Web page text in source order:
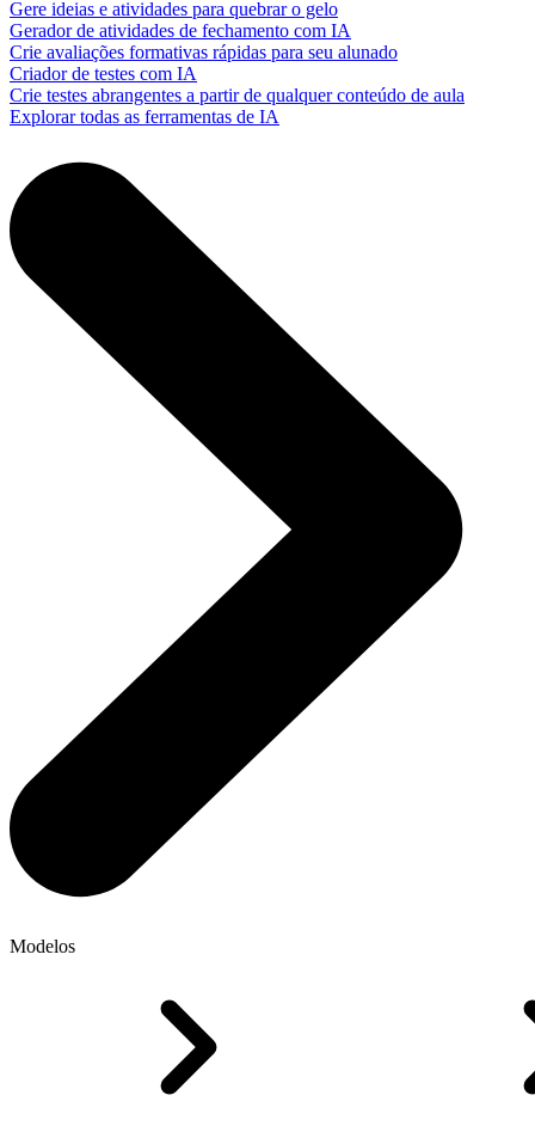
Gere ideias e atividades para quebrar o gelo
Gerador de atividades de fechamento com IA
Crie avaliações formativas rápidas para seu alunado
Criador de testes com IA
Crie testes abrangentes a partir de qualquer conteúdo de aula
Explorar todas as ferramentas de IA
Modelos